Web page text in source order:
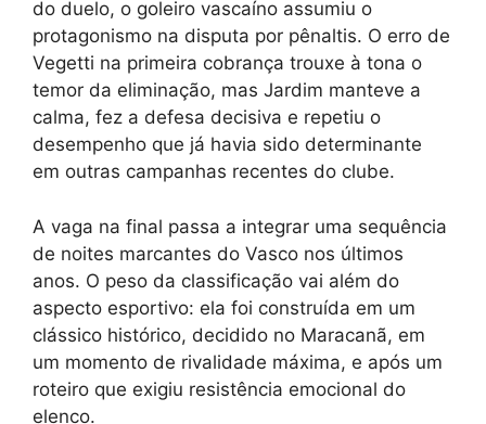
do duelo, o goleiro vascaíno assumiu o
protagonismo na disputa por pênaltis. O erro de
Vegetti na primeira cobrança trouxe à tona o
temor da eliminação, mas Jardim manteve a
calma, fez a defesa decisiva e repetiu o
desempenho que já havia sido determinante
em outras campanhas recentes do clube.
A vaga na final passa a integrar uma sequência
de noites marcantes do Vasco nos últimos
anos. O peso da classificação vai além do
aspecto esportivo: ela foi construída em um
clássico histórico, decidido no Maracanã, em
um momento de rivalidade máxima, e após um
roteiro que exigiu resistência emocional do
elenco.